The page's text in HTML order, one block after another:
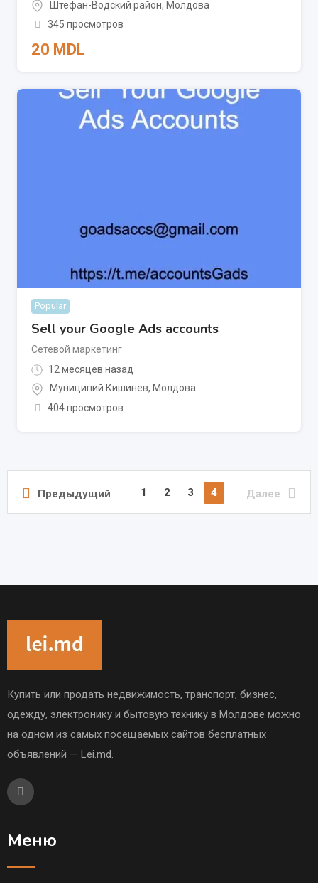
Штефан-Водский район, Молдова
345 просмотров
20 MDL
Popular
Sell your Google Ads accounts
Сетевой маркетинг
12 месяцев назад
Муниципий Кишинёв, Молдова
404 просмотров
Предыдущий 1 2 3 4 Далее
Купить или продать недвижимость, транспорт, бизнес,
одежду, электронику и бытовую технику в Молдове можно
на одном из самых посещаемых сайтов бесплатных
объявлений — Lei.md.
Меню